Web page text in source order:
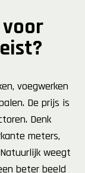
voegwerken
De prijs is
Denk
meters,
weegt
beter beeld